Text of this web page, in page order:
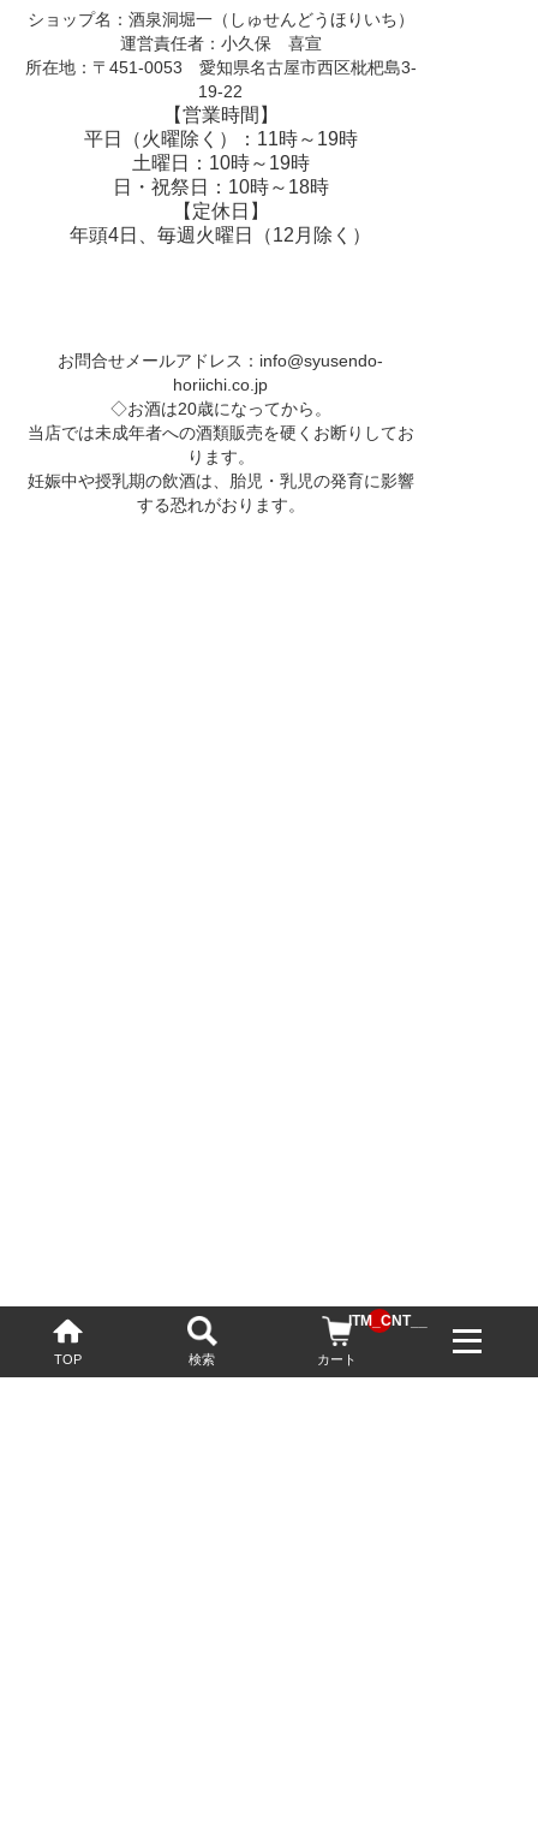
TOP 検索 カート
__ITM_CNT__
ショップ名：酒泉洞堀一（しゅせんどうほりいち）
運営責任者：小久保 喜宣
所在地：〒451-0053 愛知県名古屋市西区枇杷島3-
19-22
【営業時間】
平日（火曜除く）：11時～19時
土曜日：10時～19時
日・祝祭日：10時～18時
【定休日】
年頭4日、毎週火曜日（12月除く）
お問合せメールアドレス： info@syusendo-
horiichi.co.jp
◇お酒は20歳になってから。
当店では未成年者への酒類販売を硬くお断りしてお
ります。
妊娠中や授乳期の飲酒は、胎児・乳児の発育に影響
する恐れがおります。